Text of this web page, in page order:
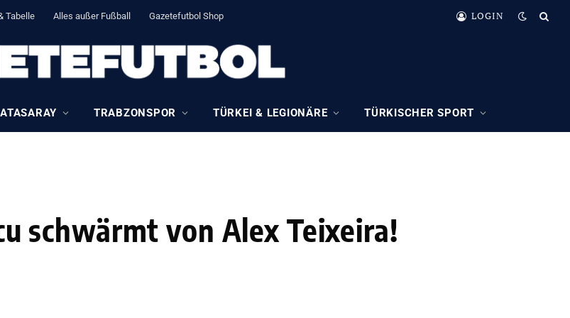
Tabelle Alles außer Fußball Gazetefutbol Shop LOGIN
TRABZONSPOR TÜRKEI & LEGIONÄRE TÜRKISCHER SPORT
schwärmt von Alex Teixeira!